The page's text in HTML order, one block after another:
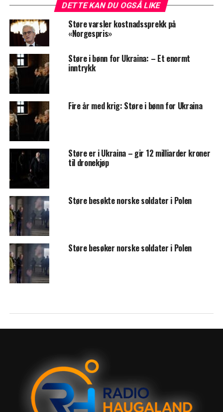
DETTE KAN DU OGSÅ LIKE
Støre varsler kostnadssprekk på
«Norgespris»
Støre i bønn for Ukraina: – Et enormt
inntrykk
Fire år med krig: Støre i bønn for Ukraina
Støre er i Ukraina – gir 12 milliarder kroner
til dronekjøp
Støre besøkte norske soldater i Polen
Støre besøker norske soldater i Polen